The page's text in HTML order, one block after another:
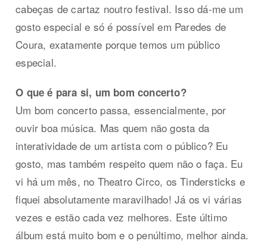
cabeças de cartaz noutro festival. Isso dá-me um
gosto especial e só é possível em Paredes de
Coura, exatamente porque temos um público
especial.
O que é para si, um bom concerto?
Um bom concerto passa, essencialmente, por
ouvir boa música. Mas quem não gosta da
interatividade de um artista com o público? Eu
gosto, mas também respeito quem não o faça. Eu
vi há um mês, no Theatro Circo, os Tindersticks e
fiquei absolutamente maravilhado! Já os vi várias
vezes e estão cada vez melhores. Este último
álbum está muito bom e o penúltimo, melhor ainda.